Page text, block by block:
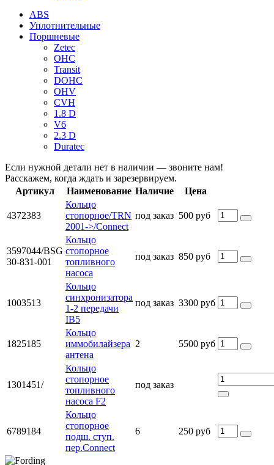
ABS
Уплотнительные
Поршневые
Zetec
OHC
Transit
DOHC
OHV
CVH
1.8 D
V6
2.3 D
Duratec
Если нужной детали нет в наличии — звоните нам!
Расскажем, когда ждать и зарезервируем.
Артикул
Наименование Наличие Цена
4372383
Кольцо
стопорное/TRN
2001->/Connect
под заказ 500 руб
3597044/BSG
30-831-001
Кольцо
стопорное
топливного
насоса
под заказ 850 руб
1003513
Кольцо
синхронизатора
1-2 передачи
IB5
под заказ 3300 руб
1825185
Кольцо
иммобилайзера
антена
2 5500 руб
1301451/
Кольцо
стопорное
топливного
насоса F2
под заказ
6789184
Кольцо
стопорное
подш. ступ.
пер.Connect
6 250 руб